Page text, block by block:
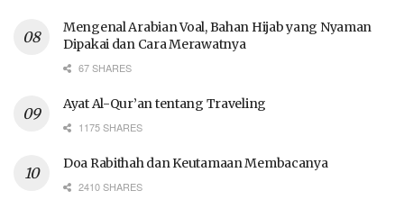
Mengenal Arabian Voal, Bahan Hijab yang Nyaman
Dipakai dan Cara Merawatnya
67 SHARES
Ayat Al-Qur’an tentang Traveling
1175 SHARES
Doa Rabithah dan Keutamaan Membacanya
2410 SHARES